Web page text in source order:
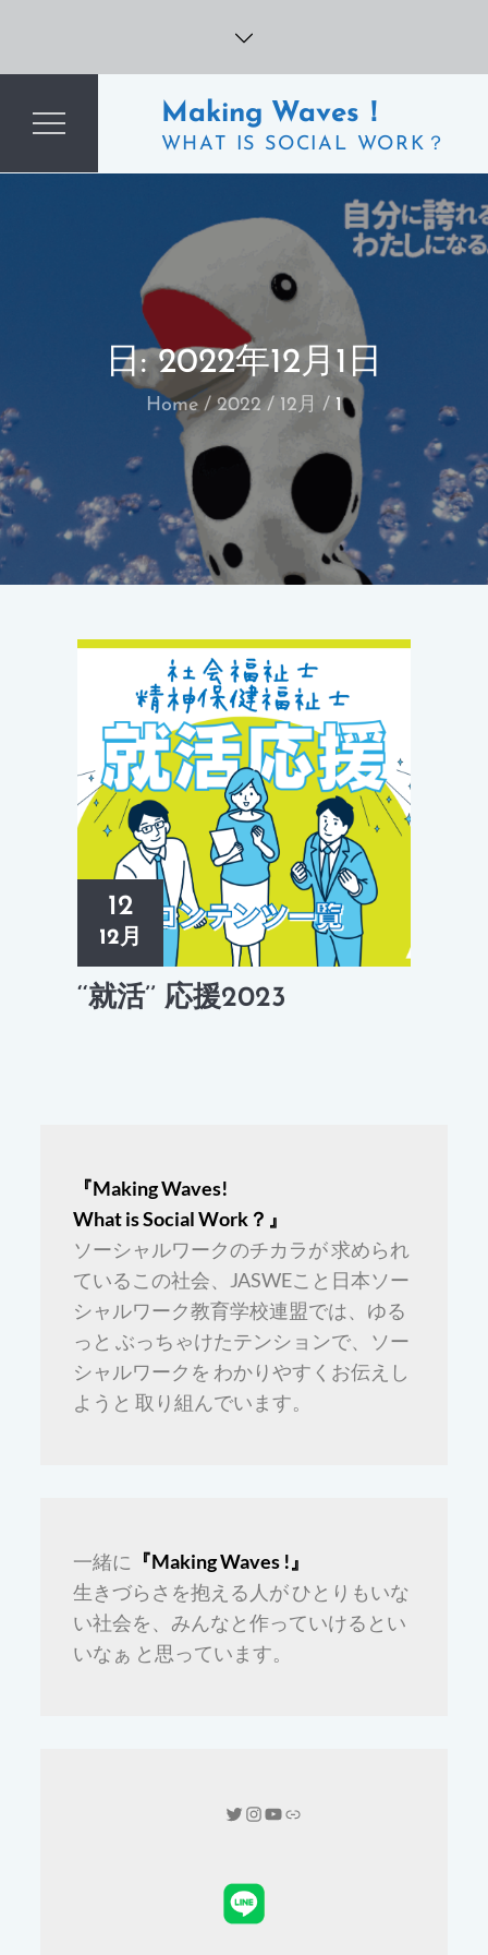
content
Making Waves！
WHAT IS SOCIAL WORK？
日:2022年12月1日
Home 2022 12月 1
12
12月
‘‘就活’’ 応援2023
『Making Waves!
What is Social Work？』
ソーシャルワークのチカラが 求められ
ているこの社会、JASWEこと日本ソー
シャルワーク教育学校連盟では、ゆる
っと ぶっちゃけたテンションで、ソー
シャルワークを わかりやすくお伝えし
ようと 取り組んでいます。
一緒に 『Making Waves !』
生きづらさを抱える人が ひとりもいな
い社会を、みんなと作っていけるとい
いなぁ と思っています。
Twitter Instagram YouTube Link